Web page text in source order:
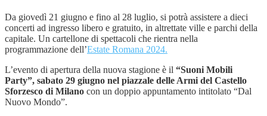
Da giovedì 21 giugno e fino al 28 luglio, si potrà assistere a dieci
concerti ad ingresso libero e gratuito, in altrettate ville e parchi della
capitale. Un cartellone di spettacoli che rientra nella
programmazione dell’Estate Romana 2024.
L’evento di apertura della nuova stagione è il “Suoni Mobili
Party”, sabato 29 giugno nel piazzale delle Armi del Castello
Sforzesco di Milano con un doppio appuntamento intitolato “Dal
Nuovo Mondo”.